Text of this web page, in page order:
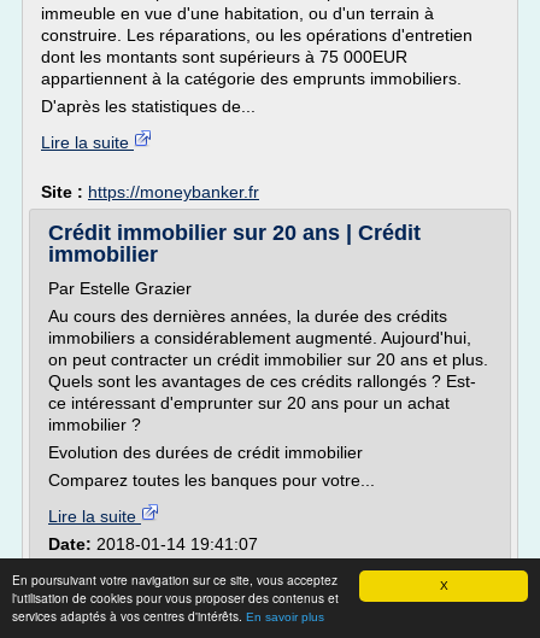
X
En poursuivant votre navigation sur ce site, vous acceptez
l'utilisation de cookies pour vous proposer des contenus et
services adaptés à vos centres d'intérêts. En savoir plus
immeuble en vue d'une habitation, ou d'un terrain à
construire. Les réparations, ou les opérations d'entretien
dont les montants sont supérieurs à 75 000EUR
appartiennent à la catégorie des emprunts immobiliers.
D'après les statistiques de...
Lire la suite
Site : https://moneybanker.fr
Crédit immobilier sur 20 ans | Crédit
immobilier
Par Estelle Grazier
Au cours des dernières années, la durée des crédits
immobiliers a considérablement augmenté. Aujourd'hui,
on peut contracter un crédit immobilier sur 20 ans et plus.
Quels sont les avantages de ces crédits rallongés ? Est-
ce intéressant d'emprunter sur 20 ans pour un achat
immobilier ?
Evolution des durées de crédit immobilier
Comparez toutes les banques pour votre...
Lire la suite
Date: 2018-01-14 19:41:07
2017 : Hausse des taux d'emprunt -
IDEALTAUX